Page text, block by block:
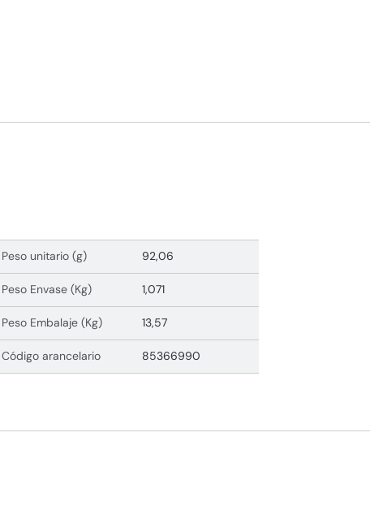
Peso unitario (g) 92,06
Peso Envase (Kg) 1,071
Peso Embalaje (Kg) 13,57
Código arancelario 85366990